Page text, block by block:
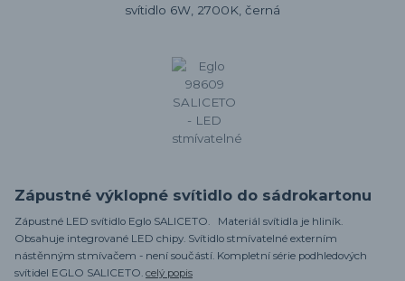
Zápustné výklopné svítidlo do sádrokartonu
Zápustné LED svítidlo Eglo SALICETO. Materiál svítidla je hliník.
Obsahuje integrované LED chipy. Svítidlo stmívatelné externím
nástěnným stmívačem - není součástí. Kompletní série podhledových
svítidel EGLO SALICETO. celý popis